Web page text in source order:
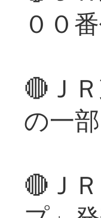
００
🔴Ｊ
の一
🔴Ｊ